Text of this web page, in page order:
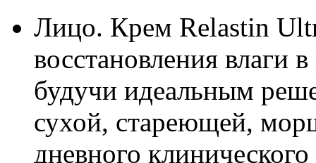
Лицо. Крем Relastin
восстановления влаги
будучи идеальным
сухой, стареющей,
дневного